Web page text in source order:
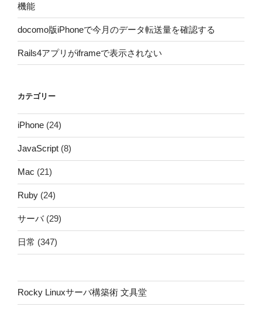
機能
docomo版iPhoneで今月のデータ転送量を確認する
Rails4アプリがiframeで表示されない
カテゴリー
iPhone (24)
JavaScript (8)
Mac (21)
Ruby (24)
サーバ(29)
日常 (347)
Rocky Linuxサーバ構築術 文具堂